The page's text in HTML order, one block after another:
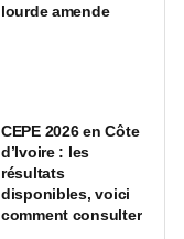
lourde amende
CEPE 2026 en Côte
d’Ivoire : les
résultats
disponibles, voici
comment consulter